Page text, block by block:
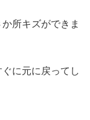
所キズができま
に元に戻ってし